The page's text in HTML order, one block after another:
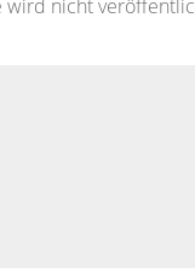
wird nicht